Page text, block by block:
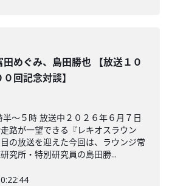
田めぐみ、島田勝也 【放送１０
０回記念対談】
～５時 放送中２０２６年６月７日
路が一望できる『レキオスラウン
の放送を迎えた今回は、ラウンジ常
究所・特別研究員の島田勝...